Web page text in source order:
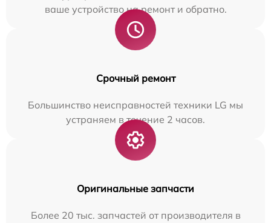
ваше устройство на ремонт и обратно.
Срочный ремонт
Большинство неисправностей техники LG мы
устраняем в течение 2 часов.
Оригинальные запчасти
Более 20 тыс. запчастей от производителя в